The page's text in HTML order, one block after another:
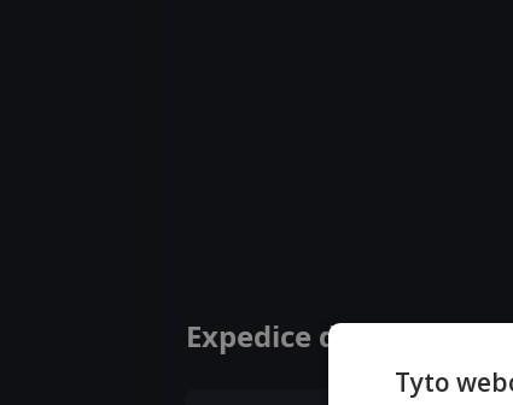
Expedice do neznáma
Tyto